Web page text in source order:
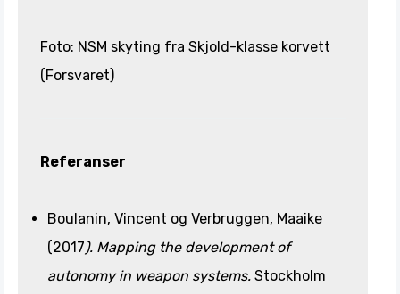
Foto: NSM skyting fra Skjold-klasse korvett
(Forsvaret)
Referanser
Boulanin, Vincent og Verbruggen, Maaike
(2017 ). Mapping the development of
autonomy in weapon systems. Stockholm